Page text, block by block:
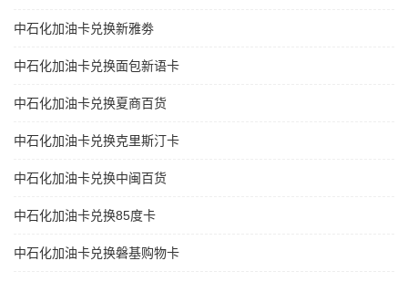
中石化加油卡兑换新雅劵
中石化加油卡兑换面包新语卡
中石化加油卡兑换夏商百货
中石化加油卡兑换克里斯汀卡
中石化加油卡兑换中闽百货
中石化加油卡兑换85度卡
中石化加油卡兑换磐基购物卡